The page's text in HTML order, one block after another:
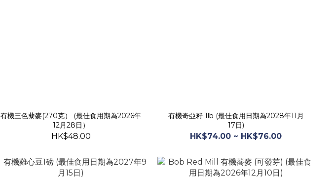
有機三色藜麥(270克） (最佳食用期為2026年
12月28日）
HK$48.00
有機奇亞籽 1lb (最佳食用日期為2028年11月
17日)
HK$74.00 ~ HK$76.00